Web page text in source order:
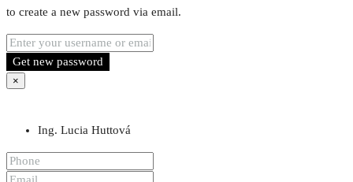
to create a new password via email.
Get new password
×
Ing. Lucia Huttová